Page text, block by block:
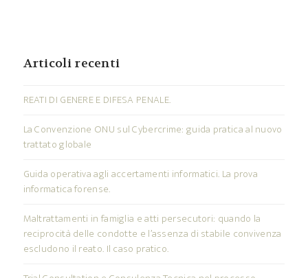
Articoli recenti
REATI DI GENERE E DIFESA PENALE.
La Convenzione ONU sul Cybercrime: guida pratica al nuovo
trattato globale
Guida operativa agli accertamenti informatici. La prova
informatica forense.
Maltrattamenti in famiglia e atti persecutori: quando la
reciprocità delle condotte e l’assenza di stabile convivenza
escludono il reato. Il caso pratico.